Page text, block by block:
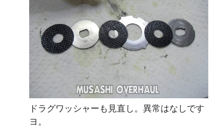
ドラグワッシャーも見直し。異常はなしです
ヨ。